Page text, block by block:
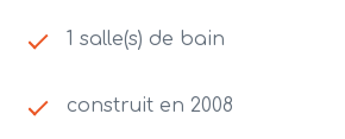
1 salle(s) de bain
construit en 2008